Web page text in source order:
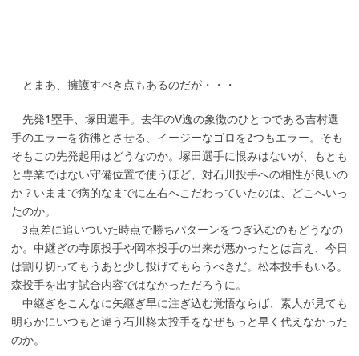
とまあ、擁護すべき点もあるのだが・・・
先発1塁手、塚田選手。去年のV逸の象徴のひとつである吉村選
手のエラーを彷彿とさせる、イージーなゴロを2つもエラー。そも
そもこの先発起用はどうなのか。塚田選手に恨みはないが、もとも
と専業ではない守備位置で使うほど、対石川投手への相性が良いの
か？いままで病的なまでに左右へこだわっていたのは、どこへいっ
たのか。
3点差に追いついた時点で勝ちパターンをつぎ込むのもどうなの
か。中継ぎの寺原投手や岡本投手の出来が悪かったとは言え、今日
は割り切ってもうあと少し投げてもらうべきだ。松本投手もいる。
森投手を出す試合内容ではなかっただろうに。
中継ぎをこんなに矢継ぎ早に注ぎ込む覚悟ならば、素人が見ても
明らかにいつもと違う石川柊太投手をなぜもっと早く代えなかった
のか。